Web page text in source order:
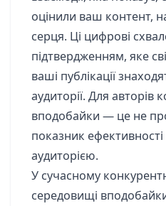
оцінили ваш контент,
серця. Ці цифрові
підтвердженням, яке
ваші публікації
аудиторії. Для авторів
вподобайки — це не
показник ефективності
аудиторією.
У сучасному
середовищі